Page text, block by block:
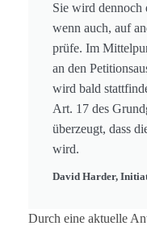
Sie wird dennoch
wenn auch, auf
prüfe. Im
an den
wird bald
Art. 17 des
überzeugt, dass
wird.
David Harder,
Durch eine aktuelle